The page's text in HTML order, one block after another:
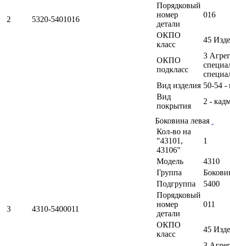
2 5320-5401016
Порядковый
номер
детали
016
ОКПО
класс
45
ОКПО
подкласс
3
Вид изделия 50-54
Вид
покрытия
2 -
3 4310-5400011
Боковина левая
Кол-во на
"43101,
43106"
1
Модель
4310
Группа
Подгруппа
5400
Порядковый
номер
детали
011
ОКПО
класс
45